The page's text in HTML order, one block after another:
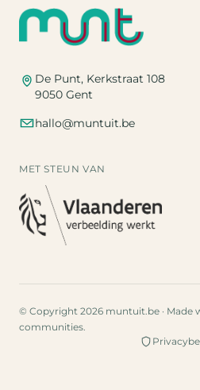
De Punt, Kerkstraat 108
9050 Gent
hallo@muntuit.be
MET STEUN VAN
© Copyright 2026 muntuit.be · Made
communities.